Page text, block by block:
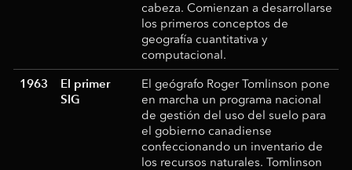
cabeza. Comienzan a desarrollarse
los primeros conceptos de
geografía cuantitativa y
computacional.
1963
El primer
SIG
El geógrafo Roger Tomlinson pone
en marcha un programa nacional
de gestión del uso del suelo para
el gobierno canadiense
confeccionando un inventario de
los recursos naturales. Tomlinson